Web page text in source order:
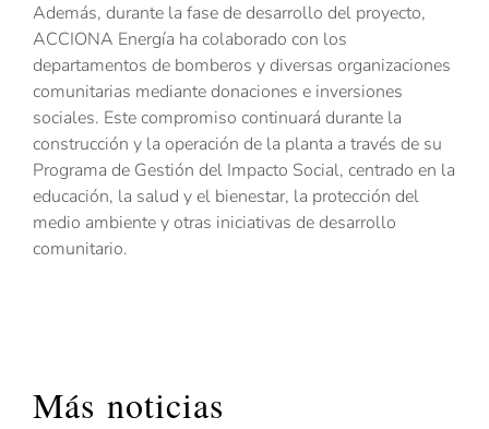
Además, durante la fase de desarrollo del proyecto,
ACCIONA Energía ha colaborado con los
departamentos de bomberos y diversas organizaciones
comunitarias mediante donaciones e inversiones
sociales. Este compromiso continuará durante la
construcción y la operación de la planta a través de su
Programa de Gestión del Impacto Social, centrado en la
educación, la salud y el bienestar, la protección del
medio ambiente y otras iniciativas de desarrollo
comunitario.
Más noticias